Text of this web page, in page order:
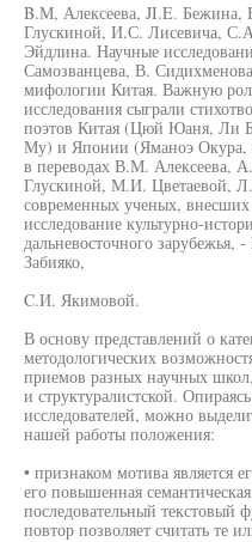
B.М, Алексеева, JI.E. Бежина,
Глускиной, И.С. Лисевича,
Эйдлина. Научные
Самозванцева, В.
мифологии Китая. Важную
исследования сыграли
поэтов Китая (Цюй Юаня, Ли
Му) и Японии (Яманоэ Окура,
в переводах В.М. Алексеева,
Глускиной, М.И. Цветаевой,
современных ученых, внесших
исследование культурно-
дальневосточного
Забияко,
C.И. Якимовой.
В основу представлений о
методологических
приемов разных научных
и структуралистской.
исследователей, можно
нашей работы положения:
• признаком мотива является
его повышенная
последовательный текстовый
повтор позволяет считать те